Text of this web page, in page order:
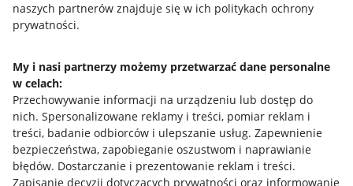
naszych partnerów znajduje się w ich politykach ochrony
prywatności.
My i nasi partnerzy możemy przetwarzać dane personalne
w celach:
Przechowywanie informacji na urządzeniu lub dostęp do
nich. Spersonalizowane reklamy i treści, pomiar reklam i
treści, badanie odbiorców i ulepszanie usług. Zapewnienie
bezpieczeństwa, zapobieganie oszustwom i naprawianie
błędów. Dostarczanie i prezentowanie reklam i treści.
Zapisanie decyzji dotyczących prywatności oraz informowanie
Regulamin
Ustawienia plików "cookies"
Udostępnianie lokalizacji
Informacje dla Aktu o Usługach Cyfrowych
Pobierz aplikację